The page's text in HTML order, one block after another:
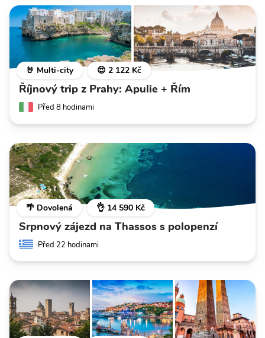
🤘 Multi-city 😍 2 122 Kč
Říjnový trip z Prahy: Apulie + Řím
Před 8 hodinami
🌴 Dovolená 👌 14 590 Kč
Srpnový zájezd na Thassos s polopenzí
Před 22 hodinami